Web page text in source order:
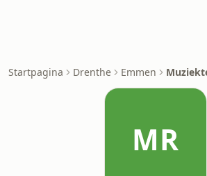
Startpagina Drenthe Emmen
MR